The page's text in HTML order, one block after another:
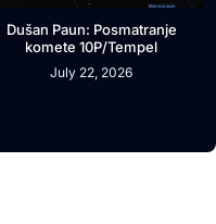
Dušan Paun: Posmatranje
komete 10P/Tempel
July 22, 2026